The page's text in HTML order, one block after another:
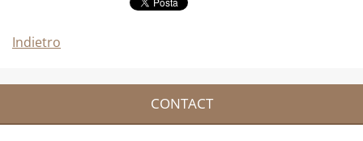
Indietro
CONTACT